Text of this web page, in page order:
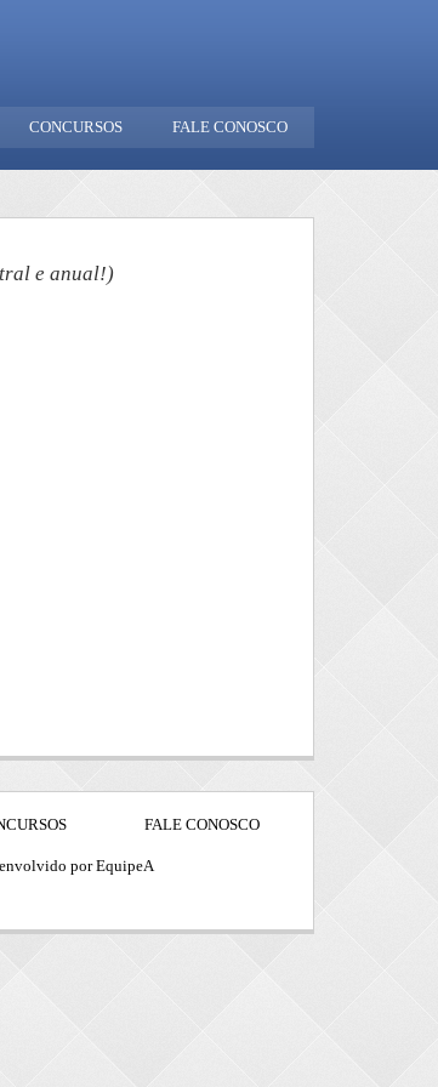
CONCURSOS FALE CONOSCO
e anual!)
FALE CONOSCO
por EquipeA